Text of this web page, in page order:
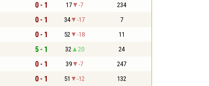
0 - 1 17 -7 234
0 - 1 34 -17 7
0 - 1 52 -18 11
5 - 1 32 20 24
0 - 1 39 -7 247
0 - 1 51 -12 132